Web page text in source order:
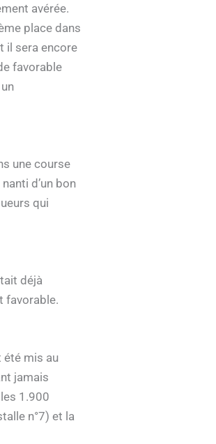
avérée.
place dans
il sera encore
favorable
une course
d’un bon
qui
déjà
favorable.
été mis au
jamais
1.900
n°7) et la